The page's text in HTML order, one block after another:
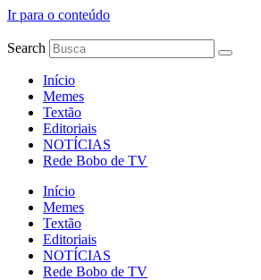
Ir para o conteúdo
Search
Início
Memes
Textão
Editoriais
NOTÍCIAS
Rede Bobo de TV
Início
Memes
Textão
Editoriais
NOTÍCIAS
Rede Bobo de TV